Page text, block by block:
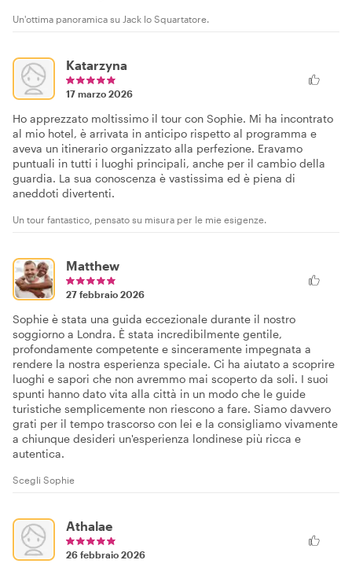
Un'ottima panoramica su Jack lo Squartatore.
Katarzyna
17 marzo 2026
Ho apprezzato moltissimo il tour con Sophie. Mi ha incontrato
al mio hotel, è arrivata in anticipo rispetto al programma e
aveva un itinerario organizzato alla perfezione. Eravamo
puntuali in tutti i luoghi principali, anche per il cambio della
guardia. La sua conoscenza è vastissima ed è piena di
aneddoti divertenti.
Un tour fantastico, pensato su misura per le mie esigenze.
Matthew
27 febbraio 2026
Sophie è stata una guida eccezionale durante il nostro
soggiorno a Londra. È stata incredibilmente gentile,
profondamente competente e sinceramente impegnata a
rendere la nostra esperienza speciale. Ci ha aiutato a scoprire
luoghi e sapori che non avremmo mai scoperto da soli. I suoi
spunti hanno dato vita alla città in un modo che le guide
turistiche semplicemente non riescono a fare. Siamo davvero
grati per il tempo trascorso con lei e la consigliamo vivamente
a chiunque desideri un'esperienza londinese più ricca e
autentica.
Scegli Sophie
Athalae
26 febbraio 2026